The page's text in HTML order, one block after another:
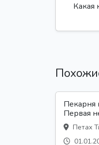
Какая
Пекарня
Первая
Петах